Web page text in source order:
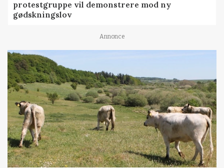
protestgruppe vil demonstrere mod ny
gødskningslov
Annonce